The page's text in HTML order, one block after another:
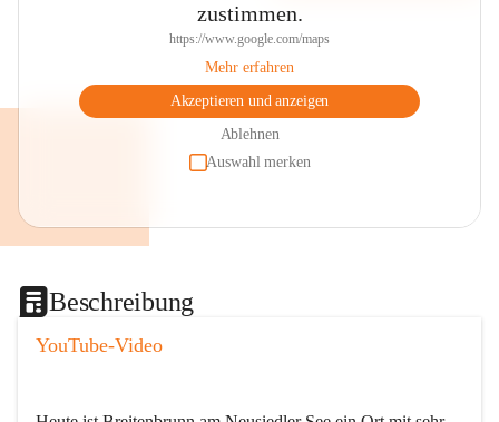
zustimmen.
https://www.google.com/maps
Mehr erfahren
Akzeptieren und anzeigen
Ablehnen
Auswahl merken
Beschreibung
YouTube-Video